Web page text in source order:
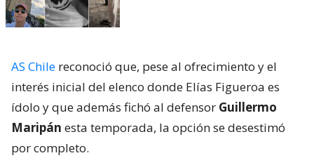
AS Chile reconoció que, pese al ofrecimiento y el
interés inicial del elenco donde Elías Figueroa es
ídolo y que además fichó al defensor Guillermo
Maripán esta temporada, la opción se desestimó
por completo.